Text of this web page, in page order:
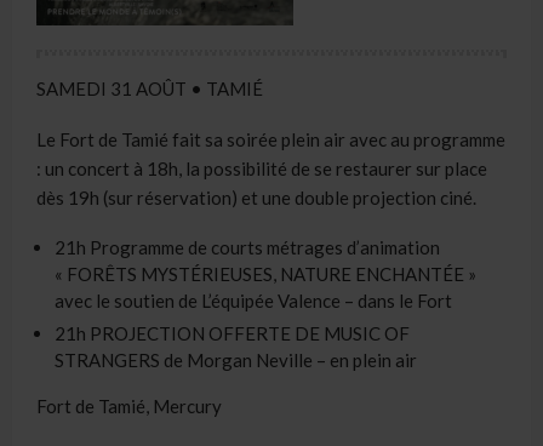
SAMEDI 31 AOÛT • TAMIÉ
Le Fort de Tamié fait sa soirée plein air avec au programme
: un concert à 18h, la possibilité de se restaurer sur place
dès 19h (sur réservation) et une double projection ciné.
21h Programme de courts métrages d’animation
« FORÊTS MYSTÉRIEUSES, NATURE ENCHANTÉE »
avec le soutien de L’équipée Valence – dans le Fort
21h PROJECTION OFFERTE DE MUSIC OF
STRANGERS de Morgan Neville – en plein air
Fort de Tamié, Mercury